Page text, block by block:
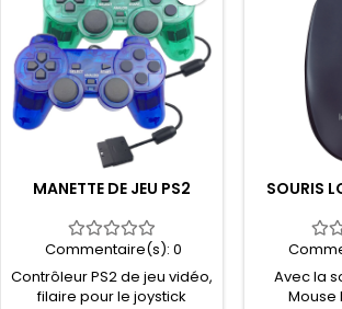
MANETTE DE JEU PS2
Commentaire(s): 0
Contrôleur PS2 de jeu vidéo,
filaire pour le joystick
SOURIS
Avec la
Mouse